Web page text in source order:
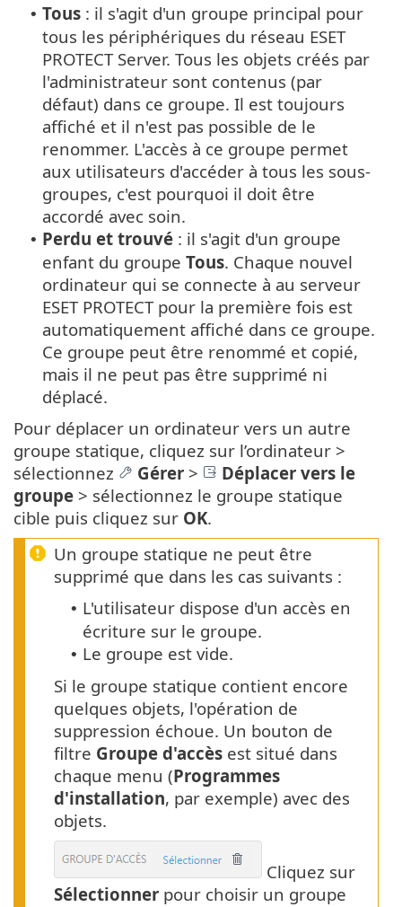
• Tous : il s'agit d'un groupe principal pour
tous les périphériques du réseau ESET
PROTECT Server. Tous les objets créés par
l'administrateur sont contenus (par
défaut) dans ce groupe. Il est toujours
affiché et il n'est pas possible de le
renommer. L'accès à ce groupe permet
aux utilisateurs d'accéder à tous les sous-
groupes, c'est pourquoi il doit être
accordé avec soin.
• Perdu et trouvé : il s'agit d'un groupe
enfant du groupe Tous. Chaque nouvel
ordinateur qui se connecte à au serveur
ESET PROTECT pour la première fois est
automatiquement affiché dans ce groupe.
Ce groupe peut être renommé et copié,
mais il ne peut pas être supprimé ni
déplacé.
Pour déplacer un ordinateur vers un autre
groupe statique, cliquez sur l’ordinateur >
sélectionnez
Gérer >
Déplacer vers le
groupe > sélectionnez le groupe statique
cible puis cliquez sur OK.
Un groupe statique ne peut être
supprimé que dans les cas suivants :
• L'utilisateur dispose d'un accès en
écriture sur le groupe.
• Le groupe est vide.
Si le groupe statique contient encore
quelques objets, l'opération de
suppression échoue. Un bouton de
filtre Groupe d'accès est situé dans
chaque menu (Programmes
d'installation, par exemple) avec des
objets.
Cliquez sur
Sélectionner pour choisir un groupe